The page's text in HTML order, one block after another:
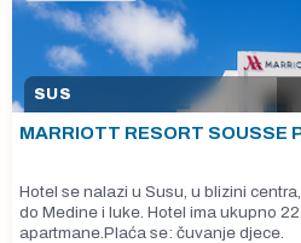
SUS
MARRIOTT RESORT SOUSSE
Hotel se nalazi u Susu, u blizini
do Medine i luke. Hotel ima ukupno
apartmane.Plaća se: čuvanje djece.